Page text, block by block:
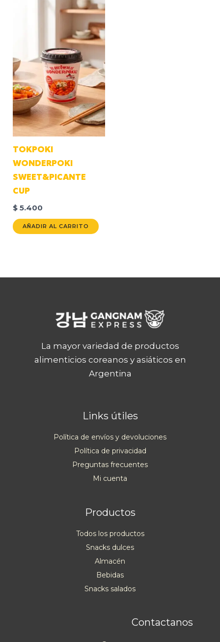
TOKPOKI
WONDERPOKI
SWEET&PICANTE
CUP
$ 5.400
AÑADIR AL CARRITO
La mayor variedad de productos
alimenticios coreanos y asiáticos en
Argentina
Links útiles
Política de envíos y devoluciones
Política de privacidad
Preguntas frecuentes
Mi cuenta
Productos
Todos los productos
Snacks dulces
Almacén
Bebidas
Snacks salados
Contactanos